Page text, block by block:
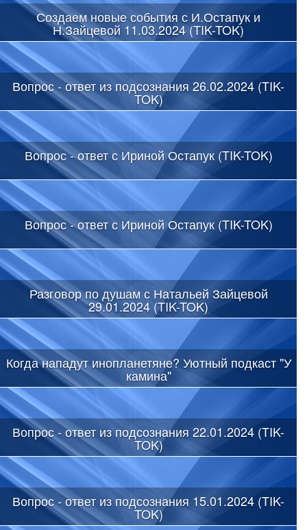
Создаем новые события с И.Остапук и
Н.Зайцевой 11.03.2024 (TIK-TOK)
Вопрос - ответ из подсознания 26.02.2024 (TIK-
TOK)
Вопрос - ответ с Ириной Остапук (TIK-TOK)
Вопрос - ответ с Ириной Остапук (TIK-TOK)
Разговор по душам с Натальей Зайцевой
29.01.2024 (TIK-TOK)
Когда нападут инопланетяне? Уютный подкаст "У
камина"
Вопрос - ответ из подсознания 22.01.2024 (TIK-
TOK)
Вопрос - ответ из подсознания 15.01.2024 (TIK-
TOK)